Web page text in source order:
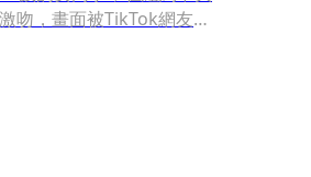
吻，畫面被TikTok網友拍